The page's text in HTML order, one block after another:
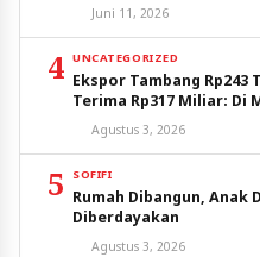
Juni 11, 2026
4 UNCATEGORIZED
Ekspor Tambang
Terima Rp317 Miliar: Di
Agustus 3, 2026
5 SOFIFI
Rumah Dibangun, Anak
Diberdayakan
Agustus 3, 2026